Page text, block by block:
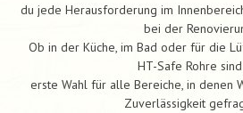
du jede Herausforderung im
bei der
Ob in der Küche, im Bad oder für die
HT-Safe Rohre
erste Wahl für alle Bereiche, in denen
Zuverlässigkeit